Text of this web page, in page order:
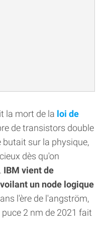
la mort de la loi de
de transistors double
butait sur la physique,
dès qu'on
IBM vient de
un node logique
l'ère de l'angström,
2 nm de 2021 fait